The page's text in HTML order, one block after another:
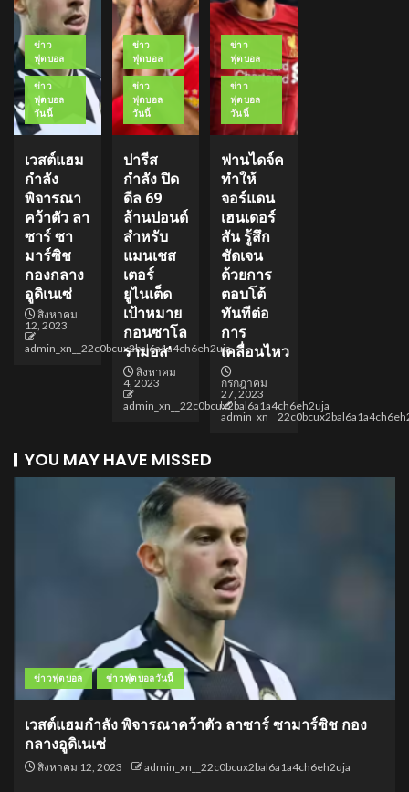
ข่าว
ฟุตบอล
ข่าว
ฟุตบอล
วันนี้
เวสต์แฮม
กำลัง
พิจารณา
คว้าตัว ลา
ซาร์ ซา
มาร์ซิช
กองกลาง
อูดิเนเซ่
สิงหาคม
12, 2023
admin_xn__22c0bcux2bal6a1a4ch6eh2uja
ข่าว
ฟุตบอล
ข่าว
ฟุตบอล
วันนี้
ปารีส
กำลัง ปิด
ดีล 69
ล้านปอนด์
สำหรับ
แมนเชส
เตอร์
ยูไนเต็ด
เป้าหมาย
กอนซาโล
รามอส’
สิงหาคม
4, 2023
admin_xn__22c0bcux2bal6a1a4ch6eh2uja
ข่าว
ฟุตบอล
ข่าว
ฟุตบอล
วันนี้
ฟานไดจ์ค
ทำให้
จอร์แดน
เฮนเดอร์
สัน รู้สึก
ชัดเจน
ด้วยการ
ตอบโต้
ทันทีต่อ
การ
เคลื่อนไหว
กรกฎาคม
27, 2023
YOU MAY HAVE MISSED
ข่าวฟุตบอล ข่าวฟุตบอลวันนี้
เวสต์แฮมกำลัง พิจารณาคว้าตัว ลาซาร์ ซามาร์ซิช กอง
กลางอูดิเนเซ่
สิงหาคม 12, 2023 admin_xn__22c0bcux2bal6a1a4ch6eh2uja